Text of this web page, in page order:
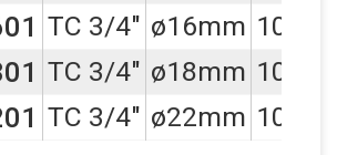
TC 3/4" ø16mm 10
TC 3/4" ø18mm 10
TC 3/4" ø22mm 10